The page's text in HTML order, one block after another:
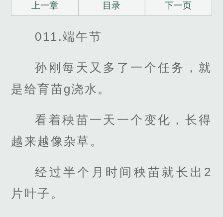
上一章 目录 下一页
011.端午节
孙刚每天又多了一个任务，就
是给育苗g浇水。
看着秧苗一天一个变化，长得
越来越像杂草。
经过半个月时间秧苗就长出2
片叶子。